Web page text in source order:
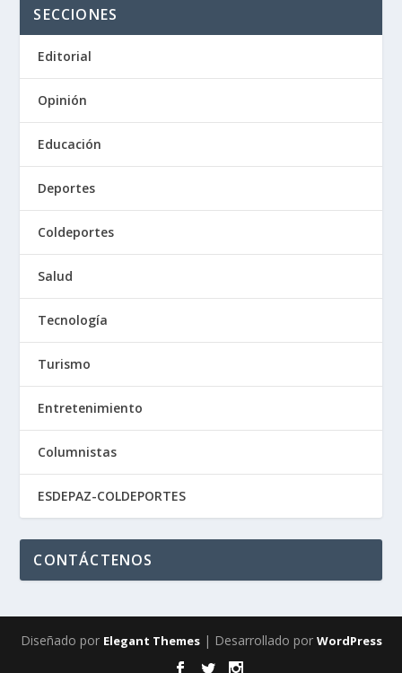
SECCIONES
Editorial
Opinión
Educación
Deportes
Coldeportes
Salud
Tecnología
Turismo
Entretenimiento
Columnistas
ESDEPAZ-COLDEPORTES
CONTÁCTENOS
Diseñado por Elegant Themes| Desarrollado por WordPress